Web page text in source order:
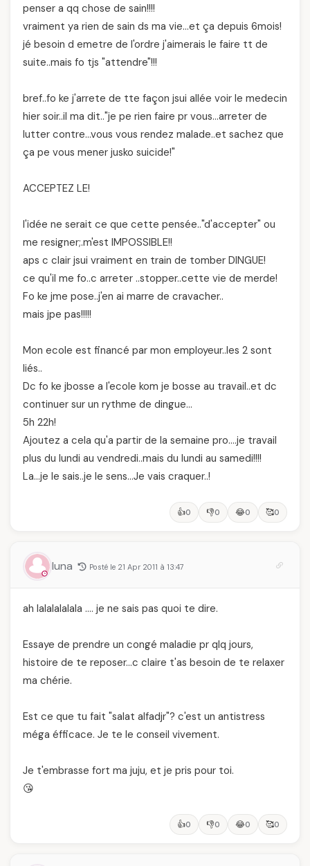
penser a qq chose de sain!!!!
vraiment ya rien de sain ds ma vie…et ça depuis 6mois!
jé besoin d emetre de l'ordre j'aimerais le faire tt de
suite..mais fo tjs "attendre"!!!
bref..fo ke j'arrete de tte façon jsui allée voir le medecin
hier soir..il ma dit.."je pe rien faire pr vous…arreter de
lutter contre…vous vous rendez malade..et sachez que
ça pe vous mener jusko suicide!"
ACCEPTEZ LE!
l'idée ne serait ce que cette pensée.."d'accepter" ou
me resigner;.m'est IMPOSSIBLE!!
aps c clair jsui vraiment en train de tomber DINGUE!
ce qu'il me fo..c arreter ..stopper..cette vie de merde!
Fo ke jme pose..j'en ai marre de cravacher..
mais jpe pas!!!!!
Mon ecole est financé par mon employeur..les 2 sont
liés..
Dc fo ke jbosse a l'ecole kom je bosse au travail..et dc
continuer sur un rythme de dingue…
5h 22h!
Ajoutez a cela qu'a partir de la semaine pro….je travail
plus du lundi au vendredi..mais du lundi au samedi!!!!
La…je le sais..je le sens…Je vais craquer..!
👍0 👎0 😂0 🥰0
luna Posté le 21 Apr 2011 à 13:47
ah lalalalalala …. je ne sais pas quoi te dire.
Essaye de prendre un congé maladie pr qlq jours,
histoire de te reposer…c claire t'as besoin de te relaxer
ma chérie.
Est ce que tu fait "salat alfadjr"? c'est un antistress
méga éfficace. Je te le conseil vivement.
Je t'embrasse fort ma juju, et je pris pour toi.
😘
👍0 👎0 😂0 🥰0